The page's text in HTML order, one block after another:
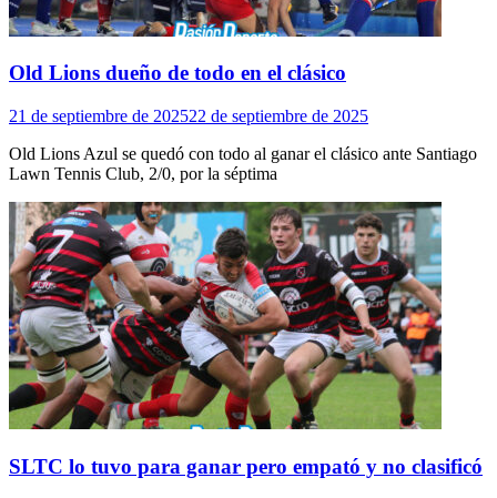
Old Lions dueño de todo en el clásico
21 de septiembre de 202522 de septiembre de 2025
Old Lions Azul se quedó con todo al ganar el clásico ante Santiago
Lawn Tennis Club, 2/0, por la séptima
SLTC lo tuvo para ganar pero empató y no clasificó